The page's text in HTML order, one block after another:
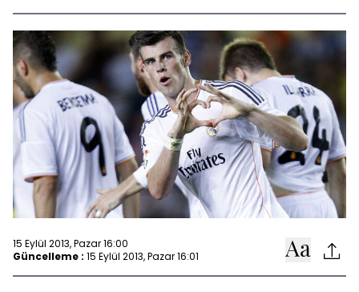
15 Eylül 2013, Pazar 16:00
Güncelleme : 15 Eylül 2013, Pazar 16:01